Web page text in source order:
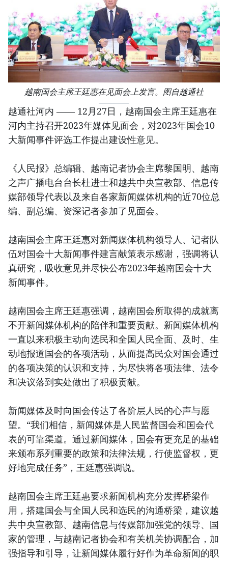
越南国会主席王廷惠在见面会上发言。图自越通社
越通社河内 —— 12月27日，越南国会主席王廷惠在
河内主持召开2023年媒体见面会，对2023年国会10
大新闻事件评选工作提出建设性意见。
《人民报》总编辑、越南记者协会主席黎国明、越南
之声广播电台台长杜进士和越共中央宣教部、信息传
媒部领导代表以及来自各家新闻媒体机构的近70位总
编、副总编、资深记者参加了见面会。
越南国会主席王廷惠对新闻媒体机构领导人、记者队
伍对国会十大新闻事件建言献策表示感谢，强调将认
真研究，吸收意见并尽快公布2023年越南国会十大
新闻事件。
越南国会主席王廷惠强调，越南国会所取得的成就离
不开新闻媒体机构的陪伴和重要贡献。新闻媒体机构
一直以来积极主动向选民和全国人民全面、及时、生
动地报道国会的各项活动，从而提高民众对国会通过
的各项决策的认识和支持，为尽快将各项法律、法令
和决议落到实处做出了积极贡献。
新闻媒体及时向国会传达了各阶层人民的心声与愿
望。“我们相信，新闻媒体是人民监督国会和国会代
表的可靠渠道。通过新闻媒体，国会有更充足的基础
来颁布系列重要的政策和法律法规，行使监督权，更
好地完成任务”，王廷惠强调说。
越南国会主席王廷惠要求新闻机构充分发挥桥梁作
用，搭建国会与全国人民和选民的沟通桥梁，建议越
共中央宣教部、越南信息与传媒部加强党的领导、国
家的管理，与越南记者协会和有关机关协调配合，加
强指导和引导，让新闻媒体履行好作为革命新闻的职